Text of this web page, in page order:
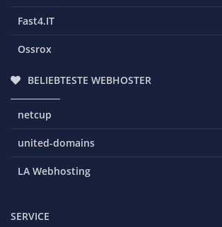
Fast4.IT
Ossrox
BELIEBTESTE WEBHOSTER
netcup
united-domains
LA Webhosting
SERVICE